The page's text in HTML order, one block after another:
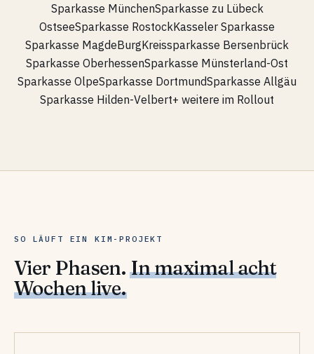
Sparkasse MünchenSparkasse zu Lübeck
OstseeSparkasse RostockKasseler Sparkasse
Sparkasse MagdeBurgKreissparkasse Bersenbrück
Sparkasse OberhessenSparkasse Münsterland-Ost
Sparkasse OlpeSparkasse DortmundSparkasse Allgäu
Sparkasse Hilden-Velbert+ weitere im Rollout
SO LÄUFT EIN KIM-PROJEKT
Vier Phasen. In maximal acht
Wochen live.